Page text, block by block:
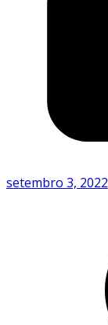
setembro 3, 2022